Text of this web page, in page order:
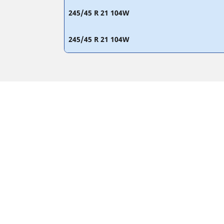
245/45 R 21 104W
245/45 R 21 104W